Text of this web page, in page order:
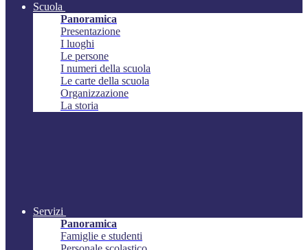
Scuola
Panoramica
Presentazione
I luoghi
Le persone
I numeri della scuola
Le carte della scuola
Organizzazione
La storia
Servizi
Panoramica
Famiglie e studenti